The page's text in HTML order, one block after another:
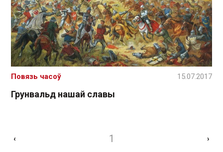
Грунвальд нашай славы
Повязь часоў 15.07.2017
‹ 1 ›